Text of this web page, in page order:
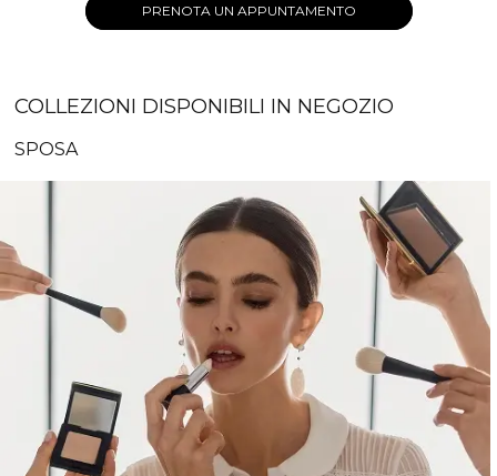
PRENOTA UN APPUNTAMENTO
COLLEZIONI DISPONIBILI IN NEGOZIO
SPOSA